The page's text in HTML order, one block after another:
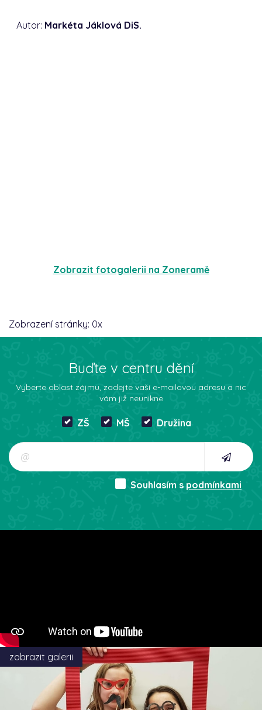
Autor: Markéta Jáklová DiS.
Zobrazit fotogalerii na Zoneramě
Zobrazení stránky: 0x
Buďte v centru dění
Vyberte oblast zájmu, zadejte vaší e-mailovou adresu a nic
vám již neunikne
ZŠ MŠ Družina
Souhlasím s podmínkami
zobrazit galerii